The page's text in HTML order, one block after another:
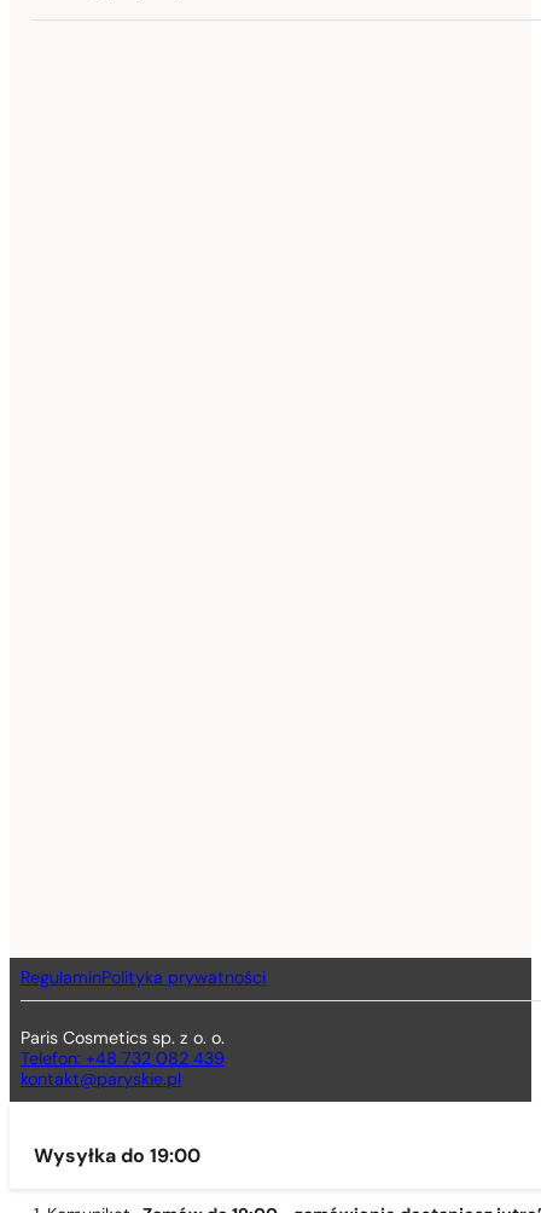
RegulaminPolityka prywatności
Paris Cosmetics sp. z o. o.
Telefon: +48 732 082 439
kontakt@paryskie.pl
Wysyłka do 19:00